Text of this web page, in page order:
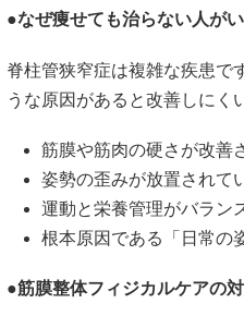
●なぜ痩せても治らない人が
脊柱管狭窄症は複雑な疾患で
うな原因があると改善しにく
筋膜や筋肉の硬さが改善
姿勢の歪みが放置されて
運動と栄養管理がバラン
根本原因である「日常の
●筋膜整体フィジカルケアの